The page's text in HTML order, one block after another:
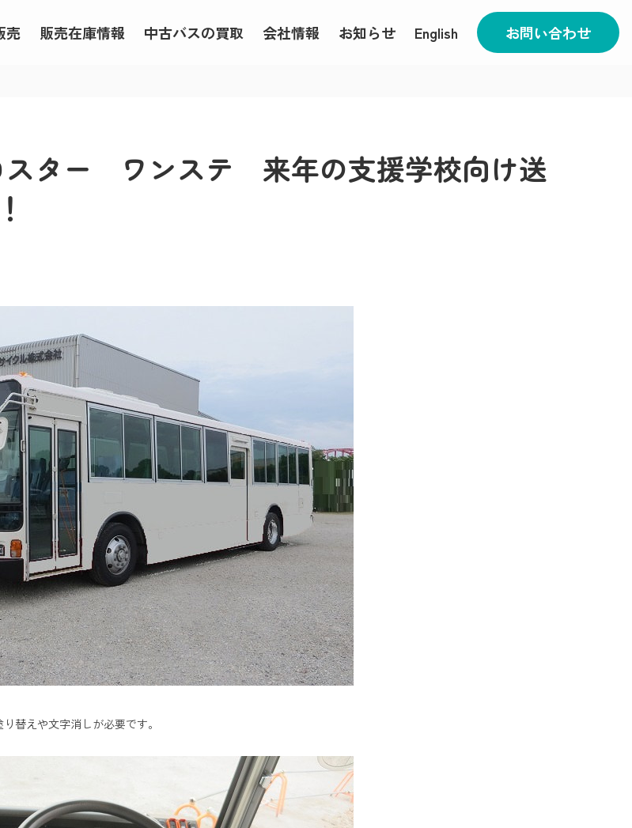
売 販売在庫情報 中古バスの買取 会社情報 お知らせ English お問い合わせ
ター ワンステ 来年の支援学校向け送
替えや文字消しが必要です。